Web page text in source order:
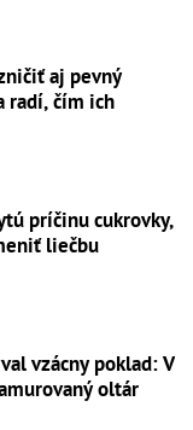
aj pevný
radí, čím ich
príčinu cukrovky,
liečbu
vzácny poklad: V
oltár